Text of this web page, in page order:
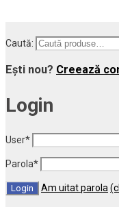
Caută:
Ești nou? Creează
Login
User*
Parola*
Am uitat parola